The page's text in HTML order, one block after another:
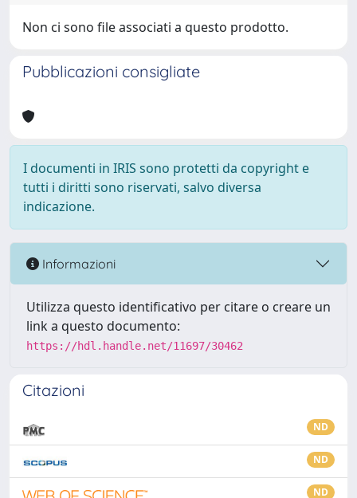
Non ci sono file associati a questo prodotto.
Pubblicazioni consigliate
I documenti in IRIS sono protetti da copyright e
tutti i diritti sono riservati, salvo diversa
indicazione.
Informazioni
Utilizza questo identificativo per citare o creare un
link a questo documento:
https://hdl.handle.net/11697/30462
Citazioni
ND
ND
ND